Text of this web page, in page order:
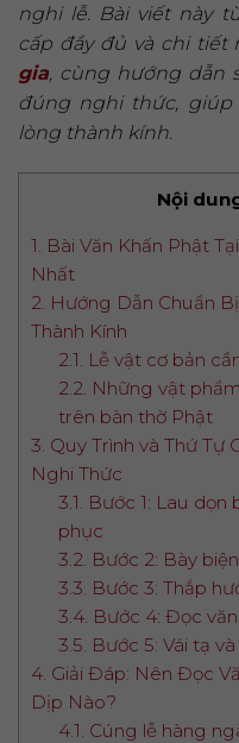
nghi lễ. Bài viết này
cấp đầy đủ và chi tiết
gia , cùng hướng
đúng nghi thức,
lòng thành kính.
Nội
1. Bài Văn Khấn Phật
Nhất
2. Hướng Dẫn Chuẩn
Thành Kính
2.1. Lễ vật cơ bản
2.2. Những vật
trên bàn thờ Phật
3. Quy Trình và Thứ Tự
Nghi Thức
3.1. Bước 1: Lau
phục
3.2. Bước 2: Bày
3.3. Bước 3: Thắp
3.4. Bước 4: Đọc
3.5. Bước 5: Vái tạ
4. Giải Đáp: Nên Đọc
Dịp Nào?
4.1. Cúng lễ hàng